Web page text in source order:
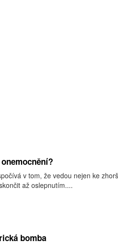
v tom, že vedou nejen ke
až oslepnutím....
bomba